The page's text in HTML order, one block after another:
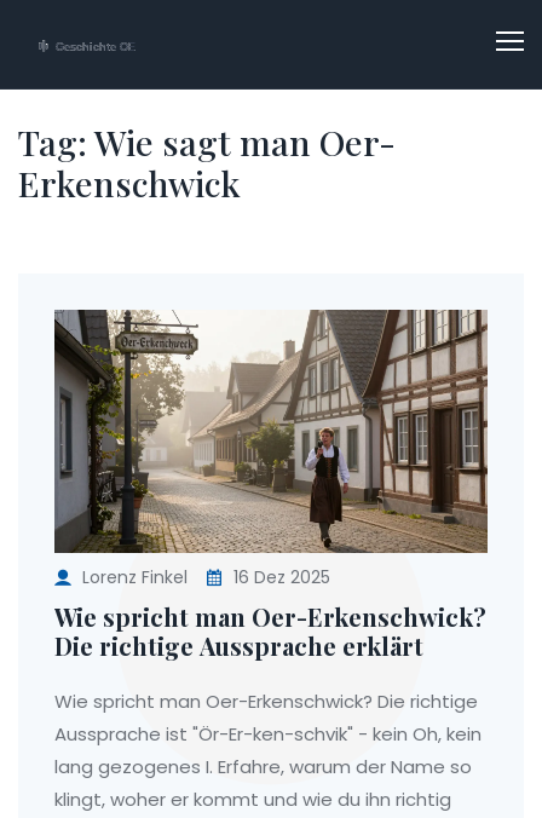
Tag: Wie sagt man Oer-
Erkenschwick
Lorenz Finkel 16 Dez 2025
Wie spricht man Oer-Erkenschwick?
Die richtige Aussprache erklärt
Wie spricht man Oer-Erkenschwick? Die richtige
Aussprache ist "Ör-Er-ken-schvik" - kein Oh, kein
lang gezogenes I. Erfahre, warum der Name so
klingt, woher er kommt und wie du ihn richtig